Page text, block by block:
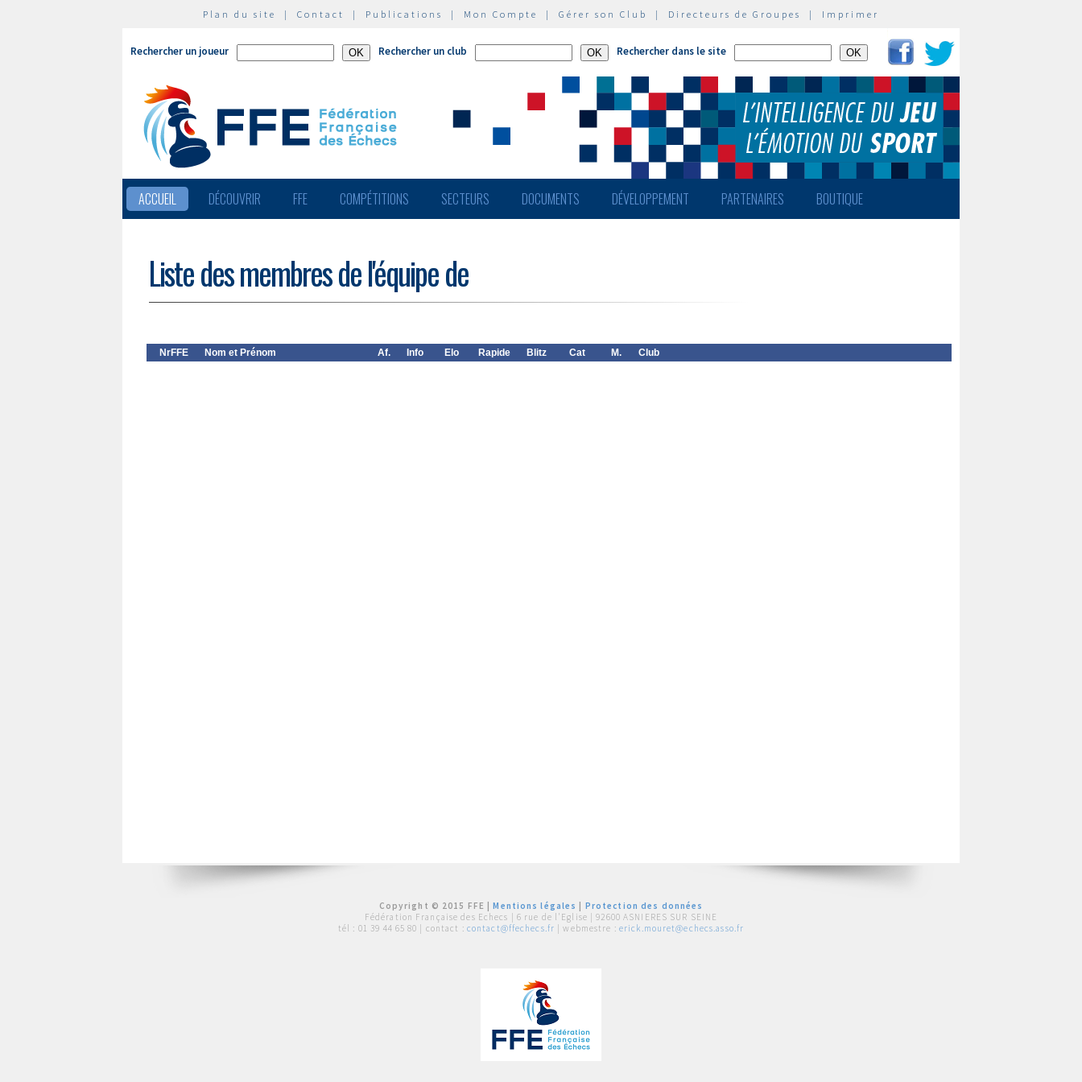
Plan du site | Contact | Publications | Mon Compte | Gérer son Club | Directeurs de Groupes | Imprimer
Rechercher un joueur Rechercher un club Rechercher dans le site
ACCUEIL DÉCOUVRIR FFE COMPÉTITIONS SECTEURS DOCUMENTS DÉVELOPPEMENT PARTENAIRES BOUTIQUE
Liste des membres de l'équipe de
NrFFE Nom et Prénom Af. Info Elo Rapide Blitz Cat M. Club
Copyright © 2015 FFE |Mentions légales
Protection des données
Fédération Française des Echecs | 6 rue de l'Eglise | 92600 ASNIERES SUR SEINE
tél : 01 39 44 65 80 | contact : contact@ffechecs.fr | webmestre : erick.mouret@echecs.asso.fr